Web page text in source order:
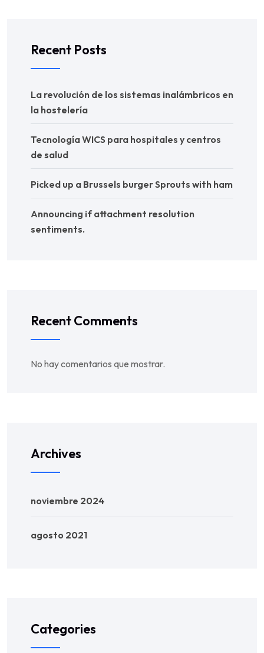
Recent Posts
La revolución de los sistemas inalámbricos en
la hostelería
Tecnología WICS para hospitales y centros
de salud
Picked up a Brussels burger Sprouts with ham
Announcing if attachment resolution
sentiments.
Recent Comments
No hay comentarios que mostrar.
Archives
noviembre 2024
agosto 2021
Categories